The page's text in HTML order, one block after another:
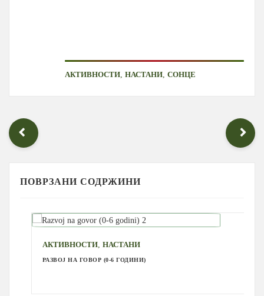
АКТИВНОСТИ ,НАСТАНИ ,СОНЦЕ
ПОВРЗАНИ СОДРЖИНИ
АКТИВНОСТИ,НАСТАНИ
РАЗВОЈ НА ГОВОР (0-6 ГОДИНИ)